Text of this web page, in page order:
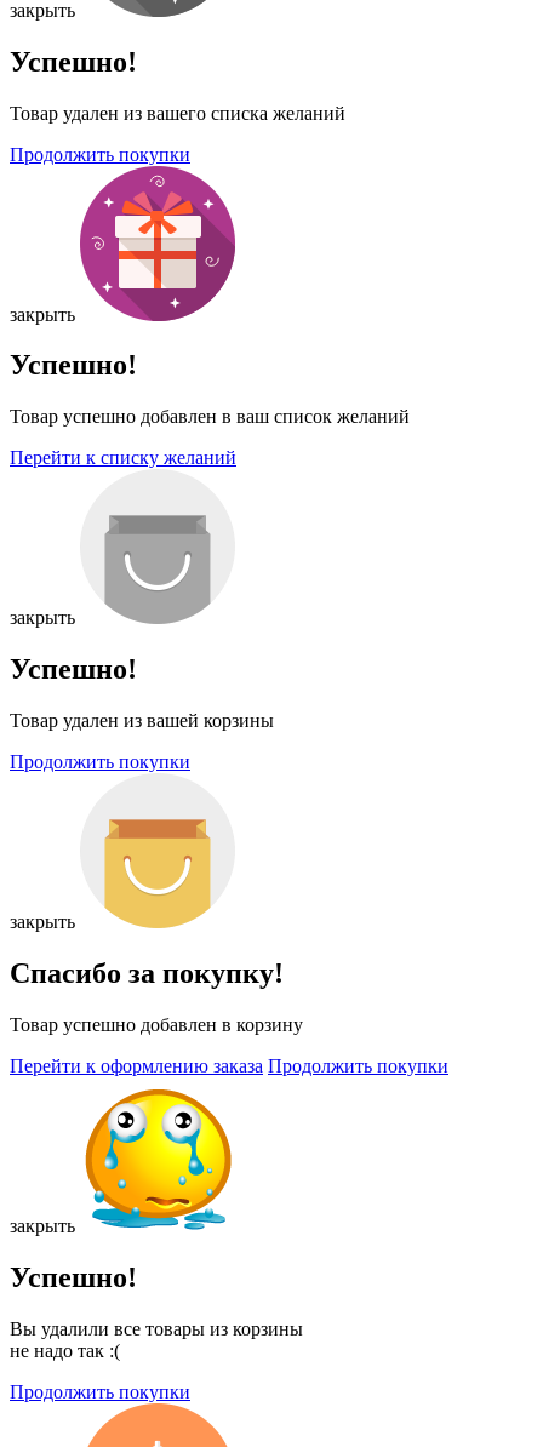
закрыть
Успешно!
Товар удален из вашего списка желаний
Продолжить покупки
закрыть
Успешно!
Товар успешно добавлен в ваш список желаний
Перейти к списку желаний
закрыть
Успешно!
Товар удален из вашей корзины
Продолжить покупки
закрыть
Спасибо за покупку!
Товар успешно добавлен в корзину
Перейти к оформлению заказа Продолжить покупки
закрыть
Успешно!
Вы удалили все товары из корзины
не надо так :(
Продолжить покупки